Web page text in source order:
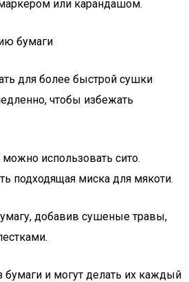
или карандашом.
бумаги
для более быстрой сушки
чтобы избежать
использовать сито.
подходящая миска для мякоти.
добавив сушеные травы,
и могут делать их каждый